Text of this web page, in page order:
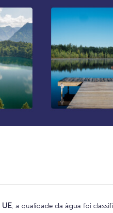
UE, a qualidade da água foi